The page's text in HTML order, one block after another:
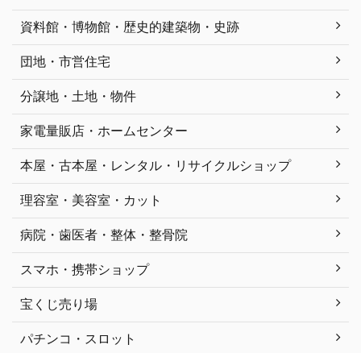
資料館・博物館・歴史的建築物・史跡
団地・市営住宅
分譲地・土地・物件
家電量販店・ホームセンター
本屋・古本屋・レンタル・リサイクルショップ
理容室・美容室・カット
病院・歯医者・整体・整骨院
スマホ・携帯ショップ
宝くじ売り場
パチンコ・スロット